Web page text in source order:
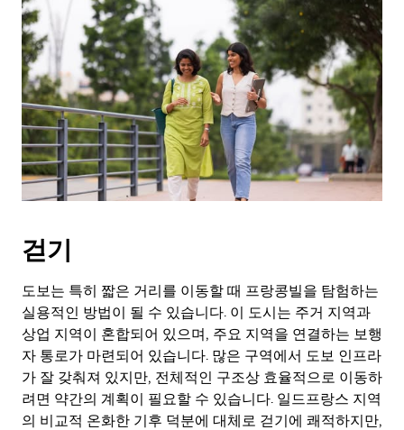
래
화
살
표
키
를
눌
러
날
짜
하
요.
캘
린
더
를
닫
으
려
걷기
도보는 특히 짧은 거리를 이동할 때 프랑콩빌을 탐험하는
실용적인 방법이 될 수 있습니다. 이 도시는 주거 지역과
상업 지역이 혼합되어 있으며, 주요 지역을 연결하는 보행
자 통로가 마련되어 있습니다. 많은 구역에서 도보 인프라
가 잘 갖춰져 있지만, 전체적인 구조상 효율적으로 이동하
려면 약간의 계획이 필요할 수 있습니다. 일드프랑스 지역
의 비교적 온화한 기후 덕분에 대체로 걷기에 쾌적하지만,